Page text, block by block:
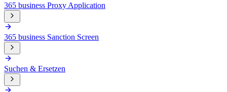
365 business Proxy Application
365 business Sanction Screen
Suchen & Ersetzen